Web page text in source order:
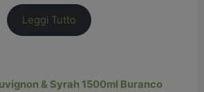
Leggi Tutto
& Syrah 1500ml Buranco